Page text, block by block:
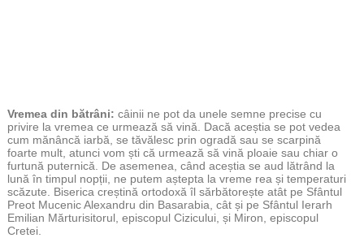
Vremea din bătrâni: câinii ne pot da unele semne precise cu
privire la vremea ce urmează să vină. Dacă aceștia se pot vedea
cum mănâncă iarbă, se tăvălesc prin ogradă sau se scarpină
foarte mult, atunci vom ști că urmează să vină ploaie sau chiar o
furtună puternică. De asemenea, când aceștia se aud lătrând la
lună în timpul nopții, ne putem aștepta la vreme rea și temperaturi
scăzute. Biserica creștină ortodoxă îl sărbătorește atât pe Sfântul
Preot Mucenic Alexandru din Basarabia, cât și pe Sfântul Ierarh
Emilian Mărturisitorul, episcopul Cizicului, și Miron, episcopul
Cretei.